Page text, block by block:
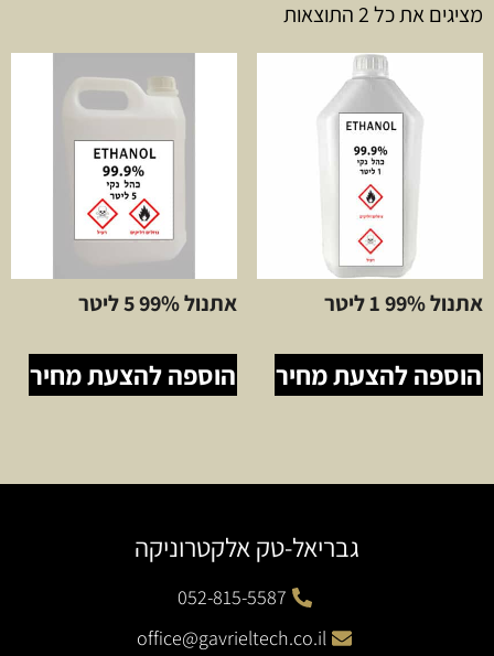
מציגים את כל ⁦2⁩ התוצאות
אתנול 99% 1 ליטר
הוספה להצעת מחיר
אתנול 99% 5 ליטר
הוספה להצעת מחיר
גבריאל-טק אלקטרוניקה
052-815-5587
office@gavrieltech.co.il